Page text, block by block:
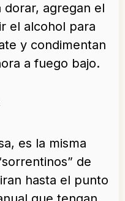
dorar, agregan el
el alcohol para
y condimentan
a fuego bajo.
es la misma
de
hasta el punto